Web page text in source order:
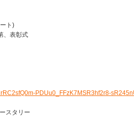
ト)
表彰式
PDUu0_FFzK7MSR3hf2r8-
スタリー